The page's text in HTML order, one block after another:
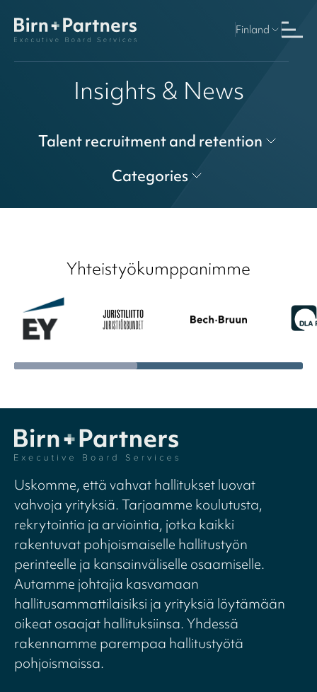
Finland
Insights & News
Talent recruitment and retention
Categories
Yhteistyökumppanimme
Uskomme, että vahvat hallitukset luovat
vahvoja yrityksiä. Tarjoamme koulutusta,
rekrytointia ja arviointia, jotka kaikki
rakentuvat pohjoismaiselle hallitustyön
perinteelle ja kansainväliselle osaamiselle.
Autamme johtajia kasvamaan
hallitusammattilaisiksi ja yrityksiä löytämään
oikeat osaajat hallituksiinsa. Yhdessä
rakennamme parempaa hallitustyötä
pohjoismaissa.